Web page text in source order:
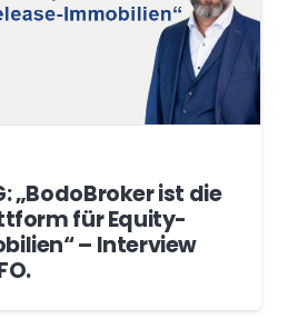
„BodoBroker ist die
für Equity-
– Interview